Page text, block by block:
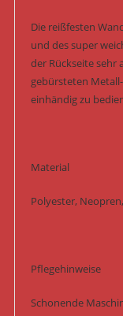
Die reißfesten
und des super
der Rückseite sehr
gebürsteten
einhändig zu
Material
Polyester,
Pflegehinweise
Schonende